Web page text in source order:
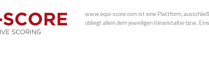
www.equi-score.com ist eine Plattform,
obliegt allein dem jeweiligen Veranstalter bzw.